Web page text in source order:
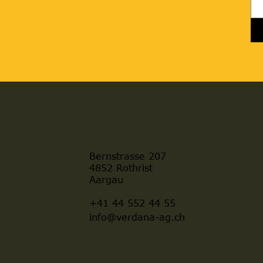
Bernstrasse 207
4852 Rothrist
Aargau
+41 44 552 44 55
info@verdana-ag.ch